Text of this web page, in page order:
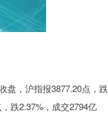
盘，沪指报3877.20点，跌
跌2.37%，成交2794亿